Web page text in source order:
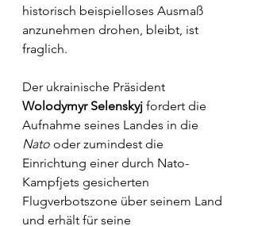
historisch beispielloses Ausmaß
anzunehmen drohen, bleibt, ist
fraglich.
Der ukrainische Präsident
Wolodymyr Selenskyj fordert die
Aufnahme seines Landes in die
Nato oder zumindest die
Einrichtung einer durch Nato-
Kampfjets gesicherten
Flugverbotszone über seinem Land
und erhält für seine